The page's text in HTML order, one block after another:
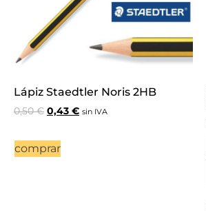
Lápiz Staedtler Noris 2HB
0,50€ 0,43 € sin IVA
comprar